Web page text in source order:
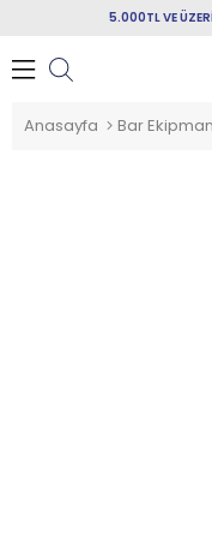
5.000TL VE
Anasayfa Bar